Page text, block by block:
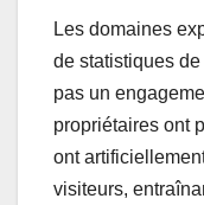
Les domaines
de statistiques
pas un
propriétaires ont
ont
visiteurs,